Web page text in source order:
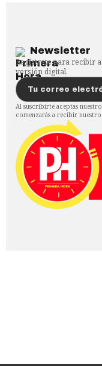
Newsletter
Regístrate para recibir
versión digital.
Al suscribirte aceptas
comenzarás a recibir